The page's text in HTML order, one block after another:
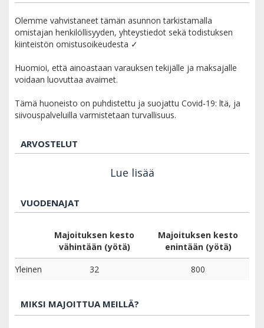
Olemme vahvistaneet tämän asunnon tarkistamalla
omistajan henkilöllisyyden, yhteystiedot sekä todistuksen
kiinteistön omistusoikeudesta ✓
Huomioi, että ainoastaan varauksen tekijälle ja maksajalle
voidaan luovuttaa avaimet.
Tämä huoneisto on puhdistettu ja suojattu Covid-19: ltä, ja
siivouspalveluilla varmistetaan turvallisuus.
ARVOSTELUT
Lue lisää
VUODENAJAT
Majoituksen kesto
vähintään (yötä)
Majoituksen kesto
enintään (yötä)
Yleinen
32 800
MIKSI MAJOITTUA MEILLÄ?